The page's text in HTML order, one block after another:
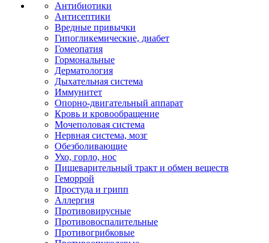
Антибиотики
Антисептики
Вредные привычки
Гипогликемические, диабет
Гомеопатия
Гормональные
Дерматология
Дыхательная система
Иммунитет
Опорно-двигательный аппарат
Кровь и кровообращение
Мочеполовая система
Нервная система, мозг
Обезболивающие
Ухо, горло, нос
Пищеварительный тракт и обмен веществ
Геморрой
Простуда и грипп
Аллергия
Противовирусные
Противовоспалительные
Противогрибковые